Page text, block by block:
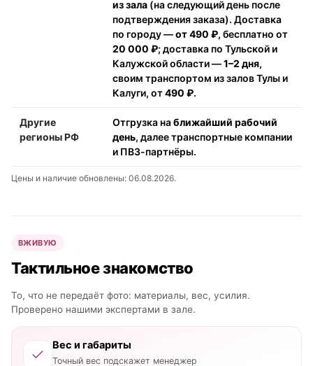
из зала (на следующий день после
подтверждения заказа). Доставка
по городу —от 490 ₽, бесплатно от
20 000 ₽; доставка по Тульской и
Калужской области —1–2 дня,
своим транспортом из залов Тулы и
Калуги, от490 ₽.
Другие
регионы РФ
Отгрузка наближайший рабочий
день, далее транспортные компании
и ПВЗ-партнёры.
Цены и наличие обновлены: 06.08.2026.
ВЖИВУЮ
Тактильное знакомство
То, что не передаёт фото: материалы, вес, усилия.
Проверено нашими экспертами в зале.
Вес и габариты
Точный вес подскажет менеджер